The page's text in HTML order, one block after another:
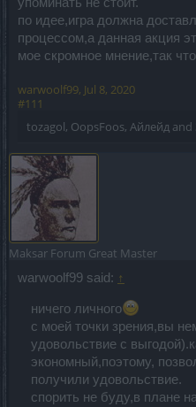
упоминать не стоит.
по идее,игра должна
процессом,а данная акция
мое скромное мнение,так
warwoolf99, Jul 8, 2020
#111
tozagol, OopsFoos, Айлейд and
Maksar Forum Great Master
warwoolf99 said: ↑
ничего личного
с моей точки зрения,вы
удовольствие с
экономный,поэтому,
получили удовольствие.
спорить не буду,в плане